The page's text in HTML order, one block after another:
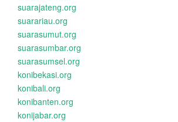
suarajateng.org
suarariau.org
suarasumut.org
suarasumbar.org
suarasumsel.org
konibekasi.org
konibali.org
konibanten.org
konijabar.org